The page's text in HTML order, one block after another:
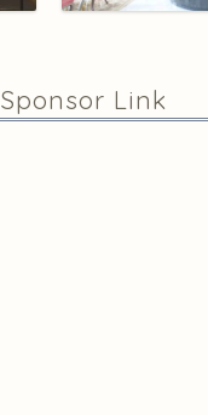
Sponsor Link